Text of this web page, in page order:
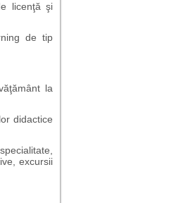
licenţă şi
de tip
la
didactice
excursii